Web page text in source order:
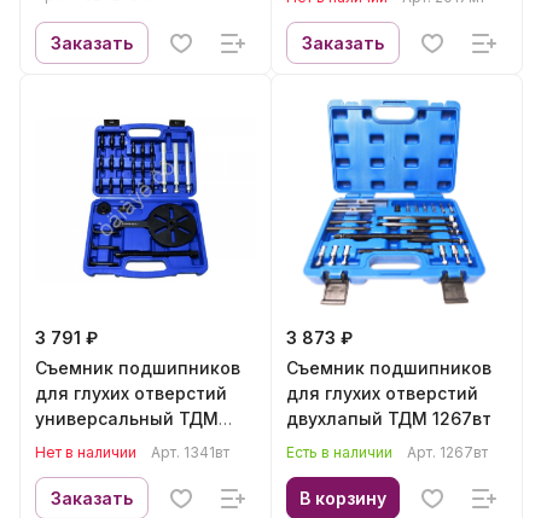
Заказать
2017мт
Заказать
3 791 ₽
Съемник подшипников
для глухих отверстий
универсальный ТДМ
1341вт
Нет в наличии Арт. 1341вт
Заказать
3 873 ₽
Съемник подшипников
для глухих отверстий
двухлапый ТДМ 1267вт
Есть в наличии Арт. 1267вт
В корзину